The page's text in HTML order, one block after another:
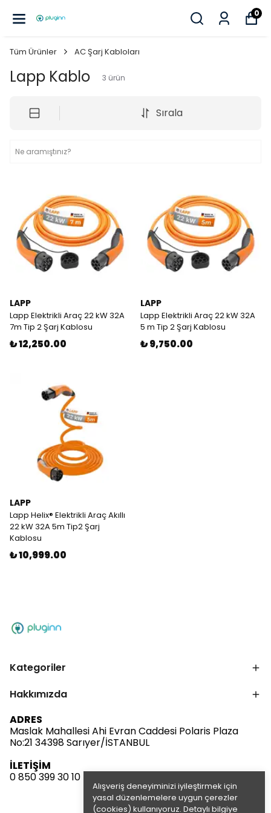
0
Alışveriş deneyiminizi iyileştirmek için
yasal düzenlemelere uygun çerezler
(cookies) kullanıyoruz. Detaylı bilgiye
Tüm Ürünler AC Şarj Kabloları
Lapp Kablo 3 ürün
Sırala
LAPP
Lapp Elektrikli Araç 22 kW 32A
7m Tip 2 Şarj Kablosu
₺ 12,250.00
LAPP
Lapp Elektrikli Araç 22 kW 32A
5 m Tip 2 Şarj Kablosu
₺ 9,750.00
LAPP
Lapp Helix® Elektrikli Araç Akıllı
22 kW 32A 5m Tip2 Şarj
Kablosu
₺ 10,999.00
Kategoriler
Hakkımızda
ADRES
Maslak Mahallesi Ahi Evran Caddesi Polaris Plaza
No:21 34398 Sarıyer/İSTANBUL
İLETİŞİM
0 850 399 30 10